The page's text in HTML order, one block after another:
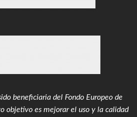
beneficiaria del Fondo Europeo de
objetivo es mejorar el uso y la calidad